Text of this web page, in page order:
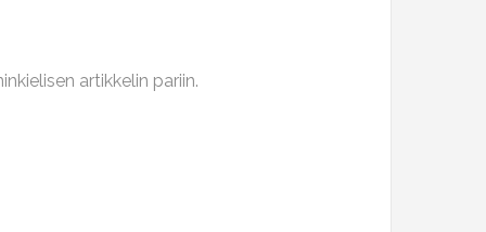
artikkelin pariin.